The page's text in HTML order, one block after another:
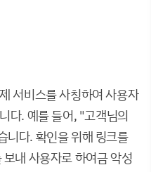
서비스를 사칭하여 사용자
다. 예를 들어, "고객님의
니다. 확인을 위해 링크를
내 사용자로 하여금 악성